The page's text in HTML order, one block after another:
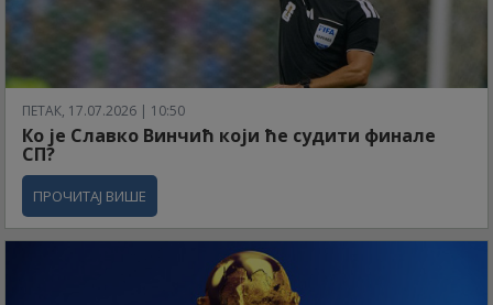
ПЕТАК, 17.07.2026 | 10:50
Ко је Славко Винчић који ће судити финале
СП?
ПРОЧИТАЈ ВИШЕ